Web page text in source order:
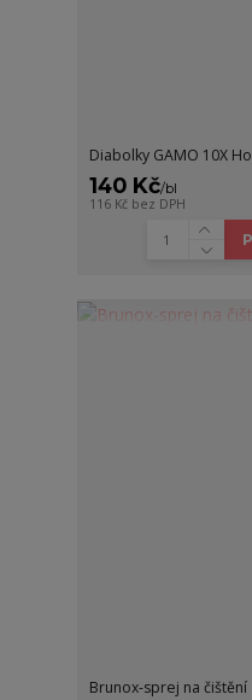
Diabolky GAMO 10X
140 Kč/bl
116 Kč bez DPH
Brunox-sprej na čištění